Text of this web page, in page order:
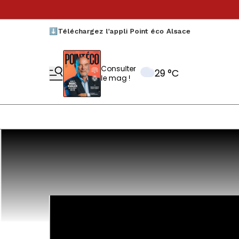
⬇️Téléchargez l'appli Point éco Alsace
Consulter
le mag !
29 °C